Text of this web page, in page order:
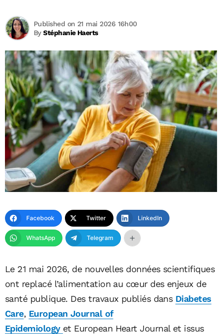
ByStéphanie Haerts
Published on 21 mai 2026 16h00
Facebook Twitter LinkedIn
WhatsApp Telegram
Le 21 mai 2026, de nouvelles données scientifiques
ont replacé l’alimentation au cœur des enjeux de
santé publique. Des travaux publiés dans Diabetes
Care, European Journal of
Epidemiology et European Heart Journal et issus